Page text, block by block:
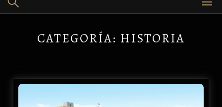
CATEGORÍA: HISTORIA